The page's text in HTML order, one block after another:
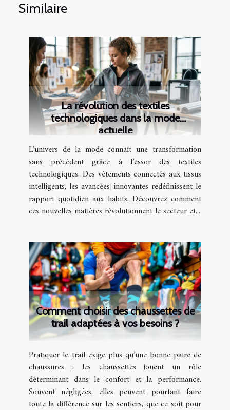
Similaire
La révolution des textiles
technologiques dans la mode
actuelle
L’univers de la mode connaît une transformation
sans précédent grâce à l’essor des textiles
technologiques. Des vêtements connectés aux tissus
intelligents, les avancées innovantes redéfinissent le
rapport quotidien aux habits. Découvrez comment
ces nouvelles matières révolutionnent le secteur et...
Comment choisir des chaussettes de
trail adaptées à vos besoins ?
Pratiquer le trail exige plus qu’une bonne paire de
chaussures : les chaussettes jouent un rôle
déterminant dans le confort et la performance.
Souvent négligées, elles peuvent pourtant faire
toute la différence sur les sentiers, que ce soit pour